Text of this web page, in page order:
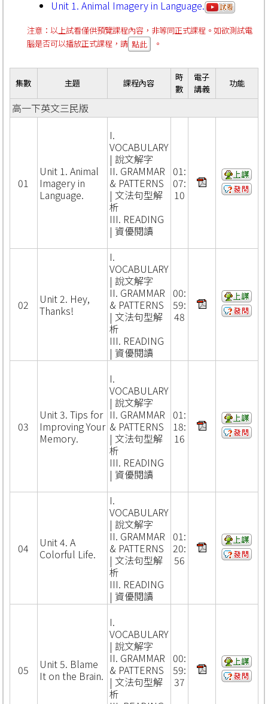
Unit 1. Animal Imagery in Language.
注意：以上試看僅供預覽課程內容，非等同正式課程。如欲測試電
腦是否可以播放正式課程，請 點此 。
集數 主題 課程內容
時
數
電子
講義
功能
高一下英文三民版
01
Unit 1. Animal
Imagery in
Language.
I.
VOCABULARY
| 說文解字
II. GRAMMAR
& PATTERNS
| 文法句型解
析
III. READING
| 資優閱讀
01:
07:
10
02
Unit 2. Hey,
Thanks!
I.
VOCABULARY
| 說文解字
II. GRAMMAR
& PATTERNS
| 文法句型解
析
III. READING
| 資優閱讀
00:
59:
48
03
Unit 3. Tips for
Improving Your
Memory.
I.
VOCABULARY
| 說文解字
II. GRAMMAR
& PATTERNS
| 文法句型解
析
III. READING
| 資優閱讀
01:
18:
16
04
Unit 4. A
Colorful Life.
I.
VOCABULARY
| 說文解字
II. GRAMMAR
& PATTERNS
| 文法句型解
析
III. READING
| 資優閱讀
01:
20:
56
05
Unit 5. Blame
It on the Brain.
I.
VOCABULARY
| 說文解字
II. GRAMMAR
& PATTERNS
| 文法句型解
析
00:
59:
37